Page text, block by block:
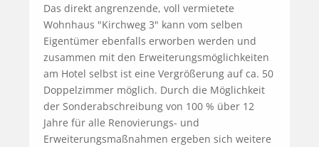
Das direkt angrenzende, voll vermietete
Wohnhaus "Kirchweg 3" kann vom selben
Eigentümer ebenfalls erworben werden und
zusammen mit den Erweiterungsmöglichkeiten
am Hotel selbst ist eine Vergrößerung auf ca. 50
Doppelzimmer möglich. Durch die Möglichkeit
der Sonderabschreibung von 100 % über 12
Jahre für alle Renovierungs- und
Erweiterungsmaßnahmen ergeben sich weitere